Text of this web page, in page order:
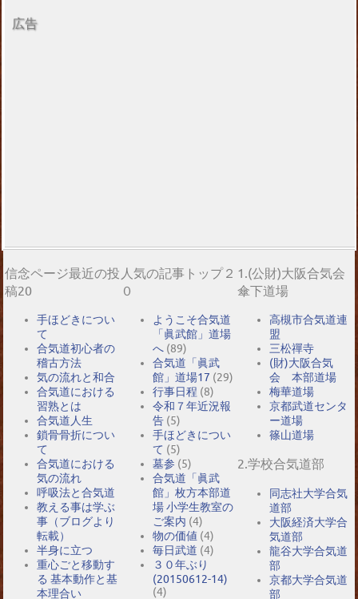
広告
信念ページ最近の投
稿20
手ほどきについ
て
合気道初心者の
稽古方法
気の流れと和合
合気道における
習熟とは
合気道人生
鎖骨骨折につい
て
合気道における
気の流れ
呼吸法と合気道
教える事は学ぶ
事（ブログより
転載）
半身に立つ
重心ごと移動す
る 基本動作と基
本理合い
人気の記事トップ２
０
ようこそ合気道
「眞武館」道場
へ (89)
合気道「眞武
館」道場17 (29)
行事日程 (8)
令和７年近況報
告 (5)
手ほどきについ
て (5)
墓参 (5)
合気道「眞武
館」枚方本部道
場 小学生教室の
ご案内 (4)
物の価値 (4)
毎日武道 (4)
３０年ぶり
(20150612-14)
(4)
1.(公財)大阪合気会
傘下道場
高槻市合気道連
盟
三松禪寺
(財)大阪合気
会 本部道場
梅華道場
京都武道センタ
ー道場
篠山道場
2.学校合気道部
同志社大学合気
道部
大阪経済大学合
気道部
龍谷大学合気道
部
京都大学合気道
部